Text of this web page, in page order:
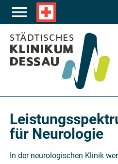
Zum Hauptinhalt springen
menu local_hospital
für Neurologie
In der neurologischen Klinik